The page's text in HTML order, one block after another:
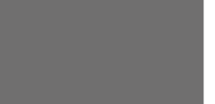
entweder medikamentös über
findet eine kombinierte
dies bereits in den ersten Stunden
Eine schnelle Behandlung in
eine Blutung vor, muss diese in